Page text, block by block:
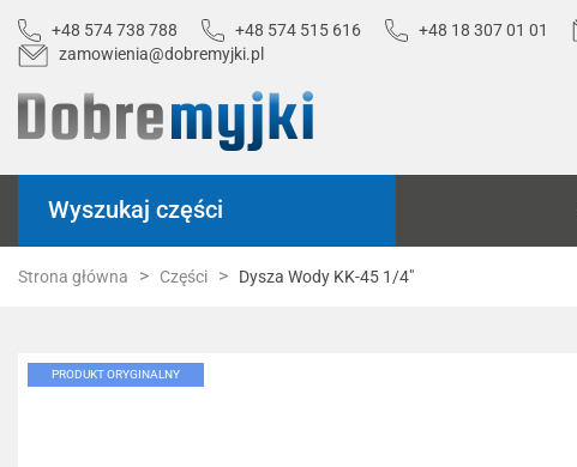
+48 574 738 788 +48 574 515 616 +48 18 307 01 01
zamowienia@dobremyjki.pl
Wyszukaj części
Strona główna Części Dysza Wody KK-45 1/4"
PRODUKT ORYGINALNY